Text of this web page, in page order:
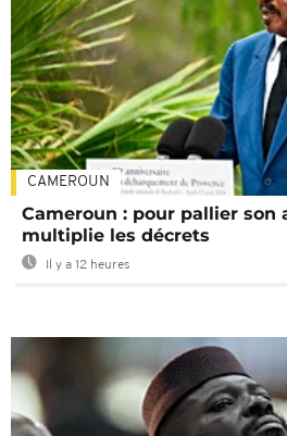
CAMEROUN
Cameroun : pour pallier son
multiplie les décrets
Il y a 12 heures